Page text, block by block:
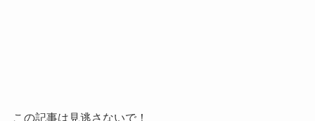
この記事は見逃さないで！